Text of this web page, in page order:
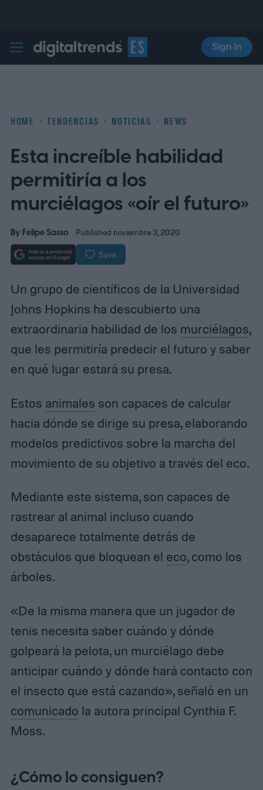
Digital Trends Español
Sign In
HOME TENDENCIAS NOTICIAS NEWS
Esta increíble habilidad
permitiría a los
murciélagos «oír el futuro»
By Felipe Sasso Published noviembre 3, 2020
Save
Un grupo de científicos de la Universidad
Johns Hopkins ha descubierto una
extraordinaria habilidad de los murciélagos,
que les permitiría predecir el futuro y saber
en qué lugar estará su presa.
Estos animales son capaces de calcular
hacia dónde se dirige su presa, elaborando
modelos predictivos sobre la marcha del
movimiento de su objetivo a través del eco.
Mediante este sistema, son capaces de
rastrear al animal incluso cuando
desaparece totalmente detrás de
obstáculos que bloquean el eco, como los
árboles.
«De la misma manera que un jugador de
tenis necesita saber cuándo y dónde
golpeará la pelota, un murciélago debe
anticipar cuándo y dónde hará contacto con
el insecto que está cazando», señaló en un
comunicado la autora principal Cynthia F.
Moss.
¿Cómo lo consiguen?